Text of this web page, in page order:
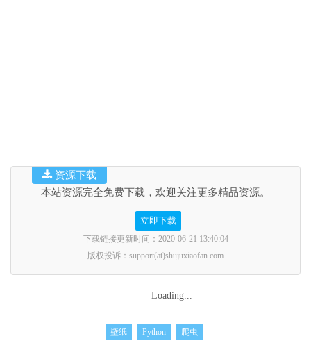
本站资源完全免费下载，欢迎关注更多精品资源。
立即下载
下载链接更新时间：2020-06-21 13:40:04
版权投诉：support(at)shujuxiaofan.com
资源下载
Loading...
壁纸 Python 爬虫